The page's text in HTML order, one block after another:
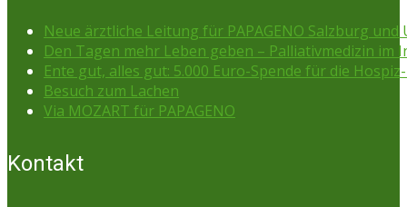
Neue ärztliche Leitung für PAPAGENO Salzburg und
Den Tagen mehr Leben geben – Palliativmedizin im
Ente gut, alles gut: 5.000 Euro-Spende für die
Besuch zum Lachen
Via MOZART für PAPAGENO
Kontakt